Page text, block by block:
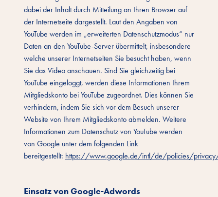
dabei der Inhalt durch Mitteilung an Ihren Browser auf
der Internetseite dargestellt. Laut den Angaben von
YouTube werden im „erweiterten Datenschutzmodus“ nur
Daten an den YouTube-Server übermittelt, insbesondere
welche unserer Internetseiten Sie besucht haben, wenn
Sie das Video anschauen. Sind Sie gleichzeitig bei
YouTube eingeloggt, werden diese Informationen Ihrem
Mitgliedskonto bei YouTube zugeordnet. Dies können Sie
verhindern, indem Sie sich vor dem Besuch unserer
Website von Ihrem Mitgliedskonto abmelden. Weitere
Informationen zum Datenschutz von YouTube werden
von Google unter dem folgenden Link
bereitgestellt: https://www.google.de/intl/de/policies/
Einsatz von Google-Adwords